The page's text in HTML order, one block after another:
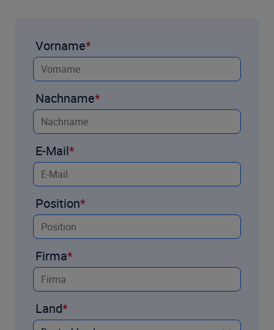
Vorname
Nachname
E-Mail
Position
Firma
Land